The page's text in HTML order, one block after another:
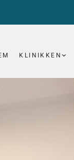
KLINIKKEN